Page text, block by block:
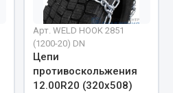
Арт. WELD HOOK 2851
(1200-20) DN
Цепи
противоскольжения
12.00R20 (320х508)